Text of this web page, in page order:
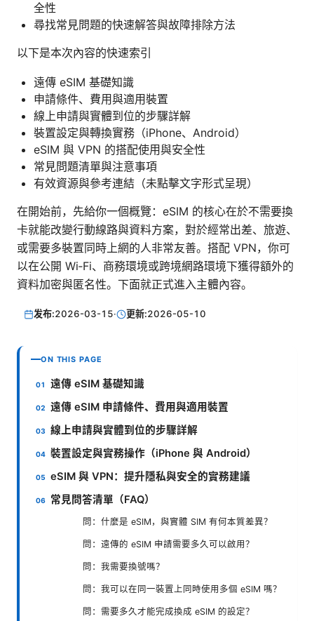
全性
尋找常見問題的快速解答與故障排除方法
以下是本次內容的快速索引
遠傳 eSIM 基礎知識
申請條件、費用與適用裝置
線上申請與實體到位的步驟詳解
裝置設定與轉換實務（iPhone、Android）
eSIM 與 VPN 的搭配使用與安全性
常見問題清單與注意事項
有效資源與參考連結（未點擊文字形式呈現）
在開始前，先給你一個概覽：eSIM 的核心在於不需要換
卡就能改變行動線路與資料方案，對於經常出差、旅遊、
或需要多裝置同時上網的人非常友善。搭配 VPN，你可
以在公開 Wi‑Fi、商務環境或跨境網路環境下獲得額外的
資料加密與匿名性。下面就正式進入主體內容。
发布:2026-03-15· 更新:2026-05-10
ON THIS PAGE
遠傳 eSIM 基礎知識
遠傳 eSIM 申請條件、費用與適用裝置
線上申請與實體到位的步驟詳解
裝置設定與實務操作（iPhone 與 Android）
eSIM 與 VPN：提升隱私與安全的實務建議
常見問答清單（FAQ）
問：什麼是 eSIM，與實體 SIM 有何本質差異？
問：遠傳的 eSIM 申請需要多久可以啟用？
問：我需要換號嗎？
問：我可以在同一裝置上同時使用多個 eSIM 嗎？
問：需要多久才能完成換成 eSIM 的設定？